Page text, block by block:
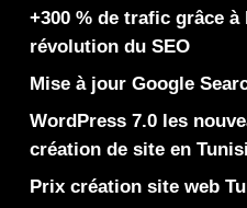
+300 % de trafic grâce à
révolution du SEO
Mise à jour Google
WordPress 7.0 les
création de site en
Prix création site web